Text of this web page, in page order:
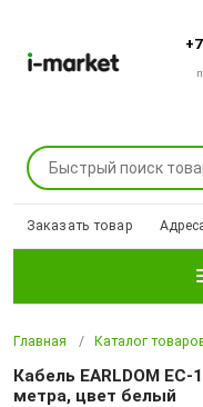
Заказать товар
Главная Каталог
Кабель EARLDOM
метра, цвет белый